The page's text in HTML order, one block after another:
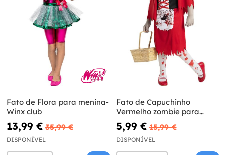
Fato de Flora para menina-
Winx club
13,99 € 35,99 €
DISPONÍVEL
Fato de Capuchinho
Vermelho zombie para
menina
5,99 € 15,99 €
DISPONÍVEL